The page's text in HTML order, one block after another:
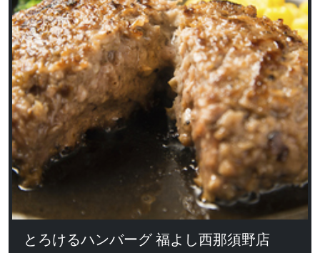
とろけるハンバーグ 福よし西那須野店